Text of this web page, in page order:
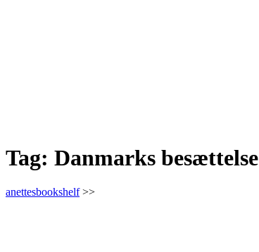
Tag: Danmarks besættelse
anettesbookshelf>>